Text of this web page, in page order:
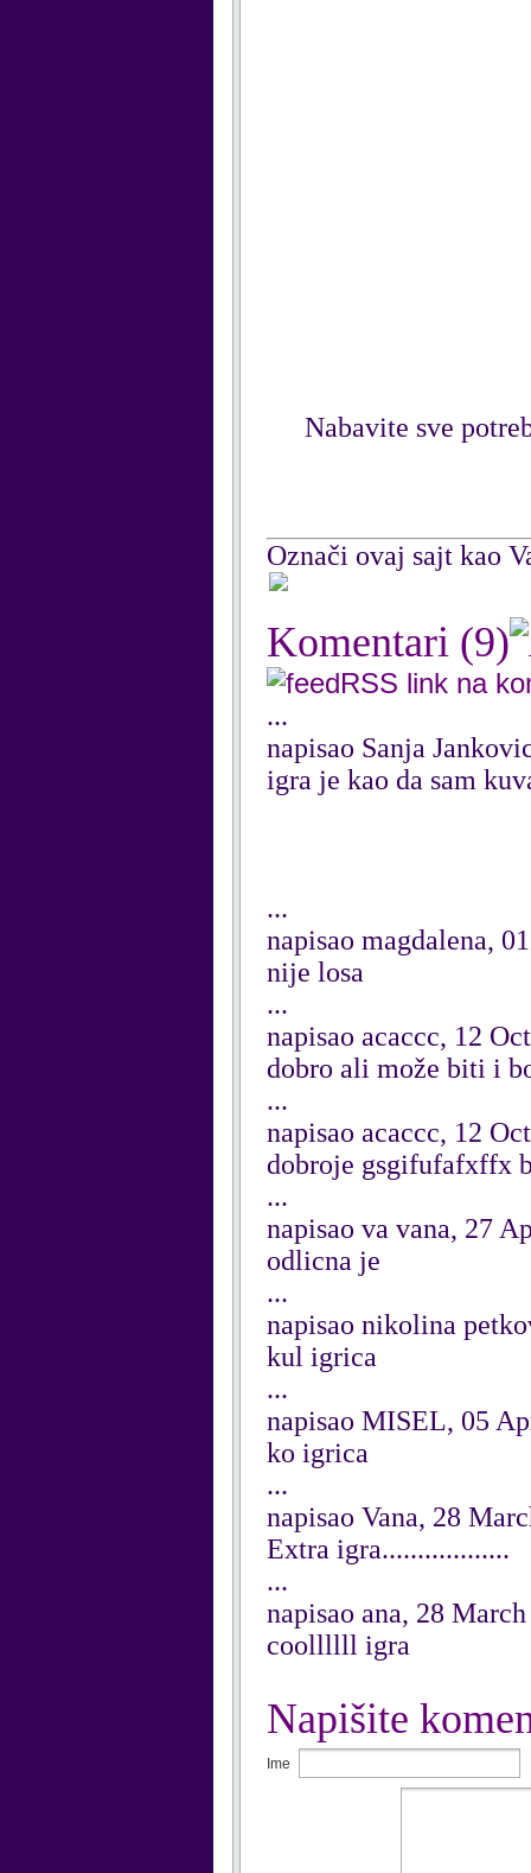
Nabavite sve
Označi ovaj sajt kao
Komentari (9)
RSS link na
...
napisao Sanja
igra je kao da sam
...
napisao magdalena,
nije losa
...
napisao acaccc, 12
dobro ali može biti i
...
napisao acaccc, 12
dobroje gsgifufafxffx
...
napisao va vana, 27
odlicna je
...
napisao nikolina
kul igrica
...
napisao MISEL, 05
ko igrica
...
napisao Vana, 28
Extra igra..................
...
napisao ana, 28
coollllll igra
Napišite
Ime